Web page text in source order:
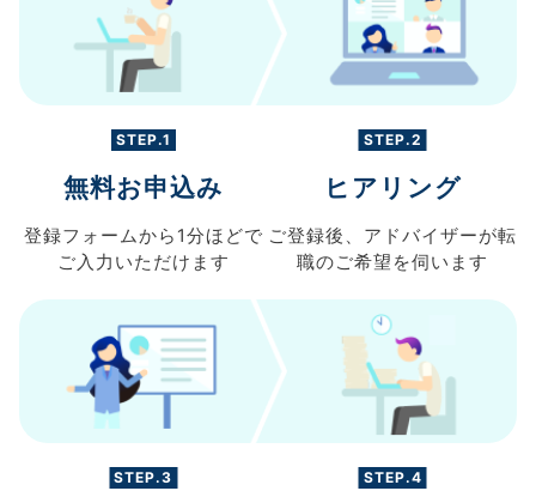
STEP.1
無料お申込み
登録フォームから 1分ほどで
ご入力 いただけます
STEP.2
ヒアリング
ご登録後、 アドバイザーが転
職のご希望を伺います
STEP.3 STEP.4